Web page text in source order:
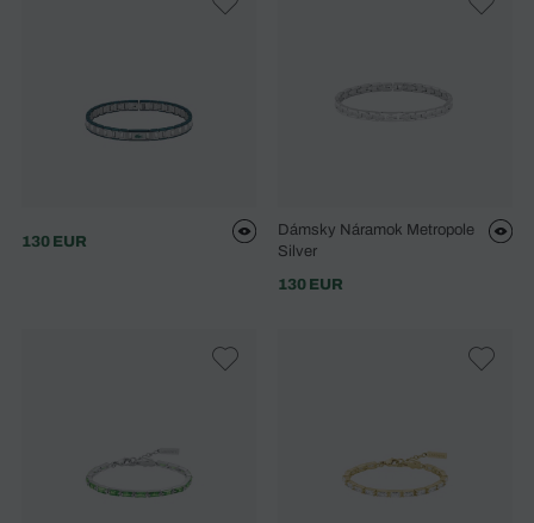
130 EUR
Dámsky Náramok Metropole
Silver
130 EUR